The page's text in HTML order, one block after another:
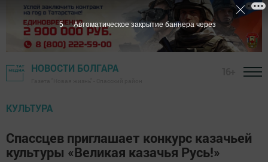
НОВОСТИ БОЛГАРА
КУЛЬТУРА
Спассцев приглашает конкурс казачьей
культуры «Великая казачья Русь!»
4 Автоматическое закрытие баннера через